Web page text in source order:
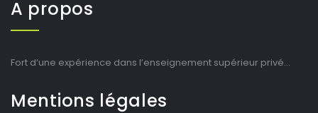
A propos
Fort d’une expérience dans l’enseignement supérieur privé…
Mentions légales